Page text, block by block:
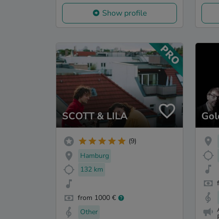
Show profile
SCOTT & LILA
(9)
Hamburg
132 km
from 1000 €
Other